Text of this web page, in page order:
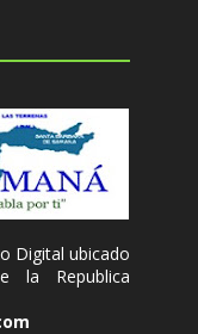
Digital ubicado
la Republica